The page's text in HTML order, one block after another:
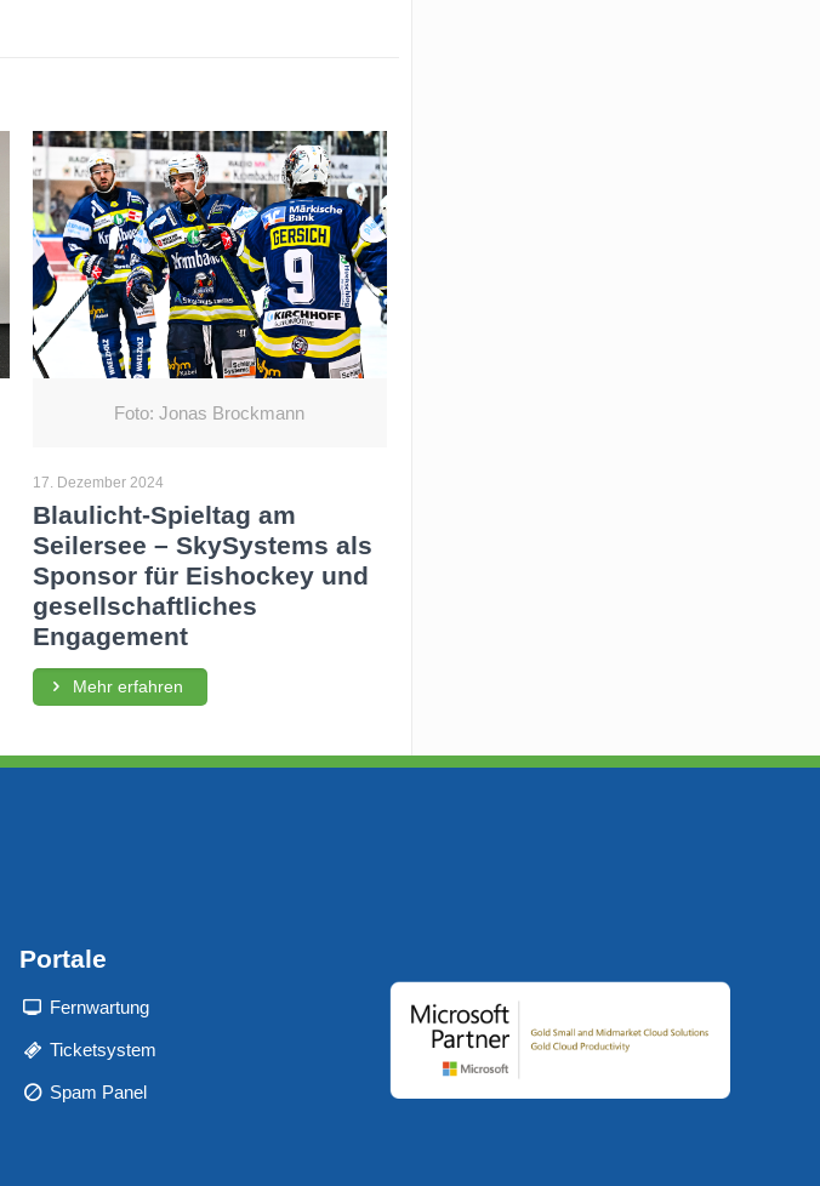
Foto: Jonas Brockmann
17. Dezember 2024
Blaulicht-Spieltag am
Seilersee – SkySystems als
Sponsor für Eishockey und
gesellschaftliches
Engagement
Mehr erfahren
Portale
Fernwartung
Ticketsystem
Spam Panel